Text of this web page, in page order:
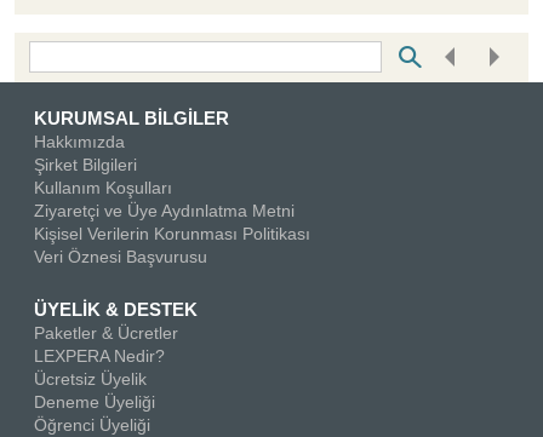
KURUMSAL BİLGİLER
Hakkımızda
Şirket Bilgileri
Kullanım Koşulları
Ziyaretçi ve Üye Aydınlatma Metni
Kişisel Verilerin Korunması Politikası
Veri Öznesi Başvurusu
ÜYELİK & DESTEK
Paketler & Ücretler
LEXPERA Nedir?
Ücretsiz Üyelik
Deneme Üyeliği
Öğrenci Üyeliği